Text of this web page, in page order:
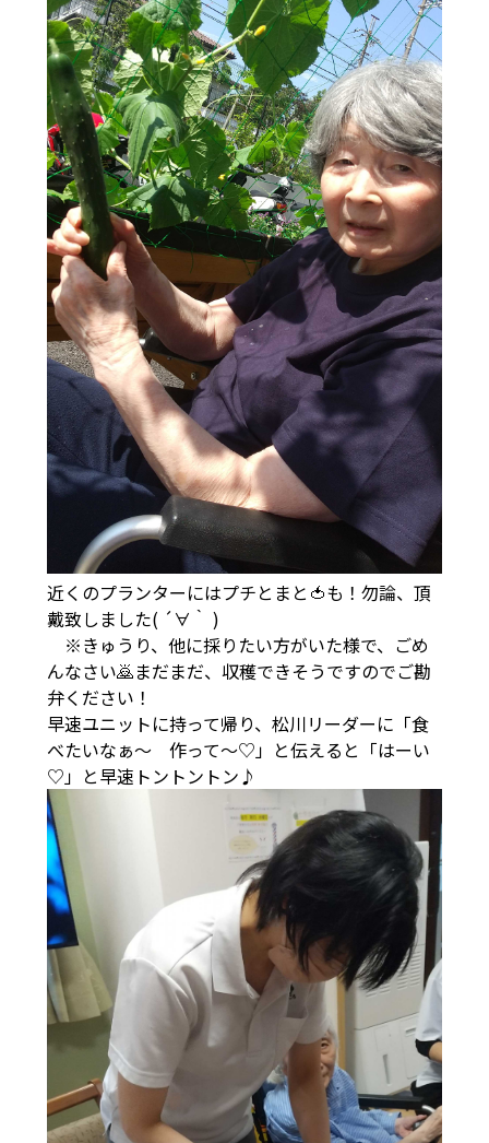
近くのプランターにはプチとまと🍅も！勿論、頂
戴致しました( ´∀｀ )
※きゅうり、他に採りたい方がいた様で、ごめ
んなさい🙇まだまだ、収穫できそうですのでご勘
弁ください！
早速ユニットに持って帰り、松川リーダーに「食
べたいなぁ～ 作って～♡」と伝えると「はーい
♡」と早速トントントン♪